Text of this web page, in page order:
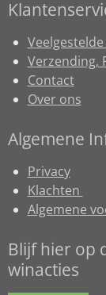
Verzending,
Contact
Over ons
Algemene
Privacy
Klachten
Algemene
Blijf hier op
winacties